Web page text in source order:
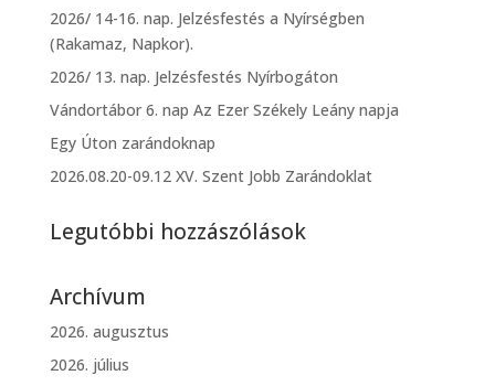
2026/ 14-16. nap. Jelzésfestés a Nyírségben
(Rakamaz, Napkor).
2026/ 13. nap. Jelzésfestés Nyírbogáton
Vándortábor 6. nap Az Ezer Székely Leány napja
Egy Úton zarándoknap
2026.08.20-09.12 XV. Szent Jobb Zarándoklat
Legutóbbi hozzászólások
Archívum
2026. augusztus
2026. július